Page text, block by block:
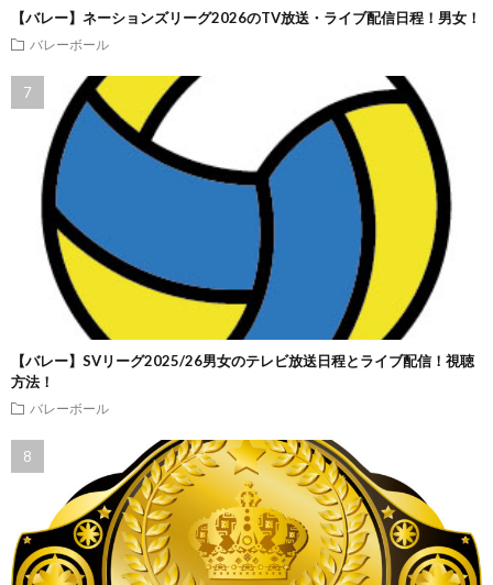
【バレー】ネーションズリーグ2026のTV放送・ライブ配信日程！男女！
バレーボール
【バレー】SVリーグ2025/26男女のテレビ放送日程とライブ配信！視聴
方法！
バレーボール